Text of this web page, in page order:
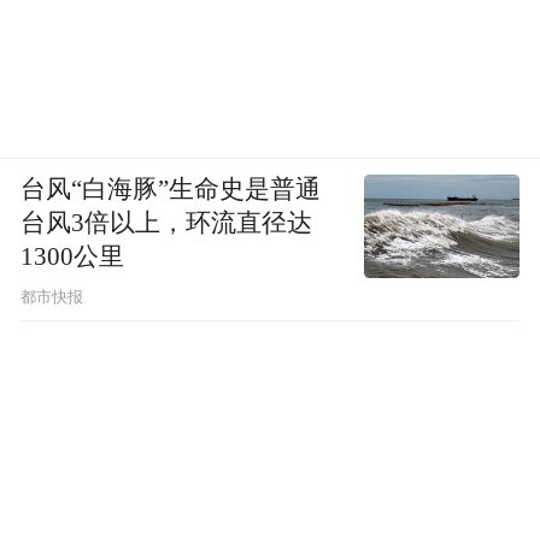
台风“白海豚”生命史是普通
台风3倍以上，环流直径达
1300公里
都市快报